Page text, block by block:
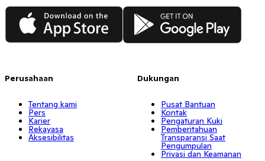
App Store Google Play
Perusahaan
Tentang kami
Pers
Karier
Rekayasa
Aksesibilitas
Dukungan
Pusat Bantuan
Kontak
Pengaturan Kuki
Pemberitahuan
Transparansi Saat
Pengumpulan
Privasi dan Keamanan